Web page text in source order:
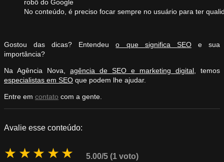
No conteúdo, é preciso focar sempre no usuário para ter
Gostou das dicas? Entendeuo que significa SEOe sua
importância?
Na Agência Nova, agência de SEO e marketing digital , temos
especialistas em SEO que podem lhe ajudar.
Entre em contato com a gente.
Avalie esse conteúdo:
★
★
★
★
★ 5.00/5 (1 voto)